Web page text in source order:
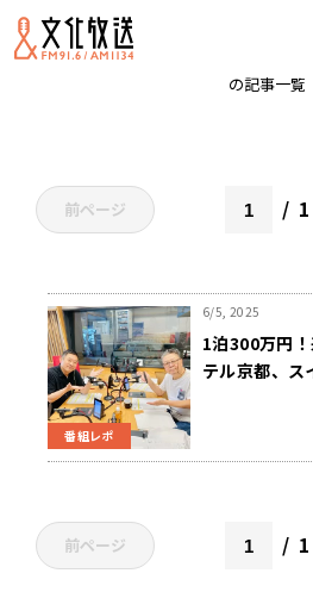
の記事一覧
前ページ 1
番組レポ
6/5, 2025
1泊300万円
テル京都、ス
前ページ 1